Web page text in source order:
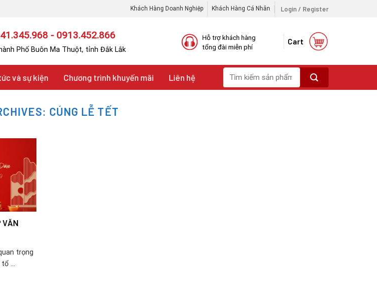
Khách Hàng Doanh Nghiệp Khách Hàng Cá Nhân Login / Register
- 0913.452.866
Phố Buôn Ma Thuột, tỉnh Đắk Lắk
Hỗ trợ khách hàng
tổng đài miễn phí
Cart
và sự kiện Chương trình khuyến mãi Liên hệ
for:
CÚNG LỄ TẾT
VĂN
trọng
...